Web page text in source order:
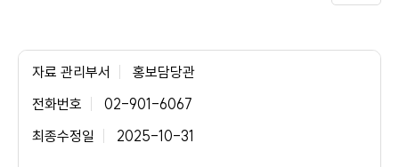
자료 관리부서
홍보담당관
전화번호
02-901-6067
최종수정일
2025-10-31